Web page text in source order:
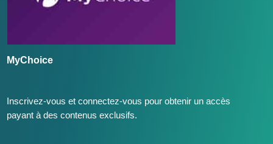
MyChoice
Inscrivez-vous et connectez-vous pour obtenir un accès
payant à des contenus exclusifs.